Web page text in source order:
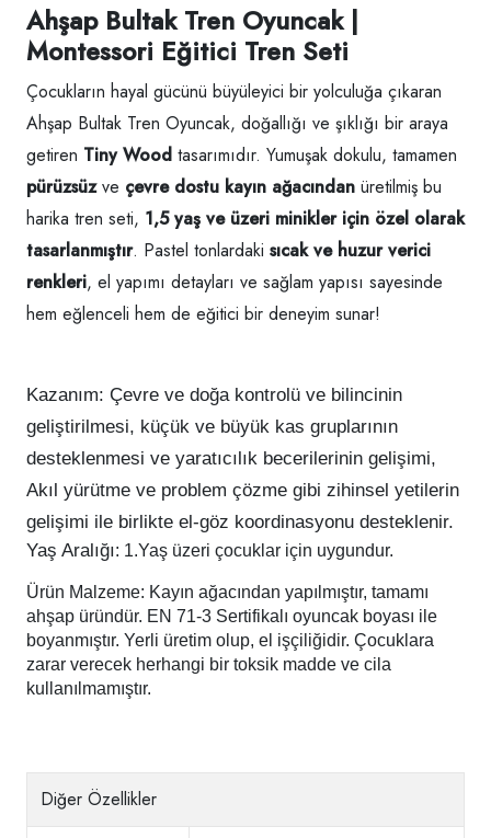
Ahşap Bultak Tren Oyuncak |
Montessori Eğitici Tren Seti
Çocukların hayal gücünü büyüleyici bir yolculuğa çıkaran
Ahşap Bultak Tren Oyuncak, doğallığı ve şıklığı bir araya
getiren Tiny Wood tasarımıdır. Yumuşak dokulu, tamamen
pürüzsüzve çevre dostu kayın ağacından üretilmiş bu
harika tren seti, 1,5 yaş ve üzeri minikler için özel olarak
tasarlanmıştır. Pastel tonlardaki sıcak ve huzur verici
renkleri, el yapımı detayları ve sağlam yapısı sayesinde
hem eğlenceli hem de eğitici bir deneyim sunar!
Kazanım: Çevre ve doğa kontrolü ve bilincinin
geliştirilmesi, küçük ve büyük kas gruplarının
desteklenmesi ve yaratıcılık becerilerinin gelişimi,
Akıl yürütme ve problem çözme gibi zihinsel yetilerin
gelişimi ile birlikte el-göz koordinasyonu desteklenir.
Yaş Aralığı: 1.Yaş üzeri çocuklar için uygundur.
Ürün Malzeme: Kayın ağacından yapılmıştır, tamamı
ahşap üründür. EN 71-3 Sertifikalı oyuncak boyası ile
boyanmıştır. Yerli üretim olup, el işçiliğidir. Çocuklara
zarar verecek herhangi bir toksik madde ve cila
kullanılmamıştır.
Diğer Özellikler